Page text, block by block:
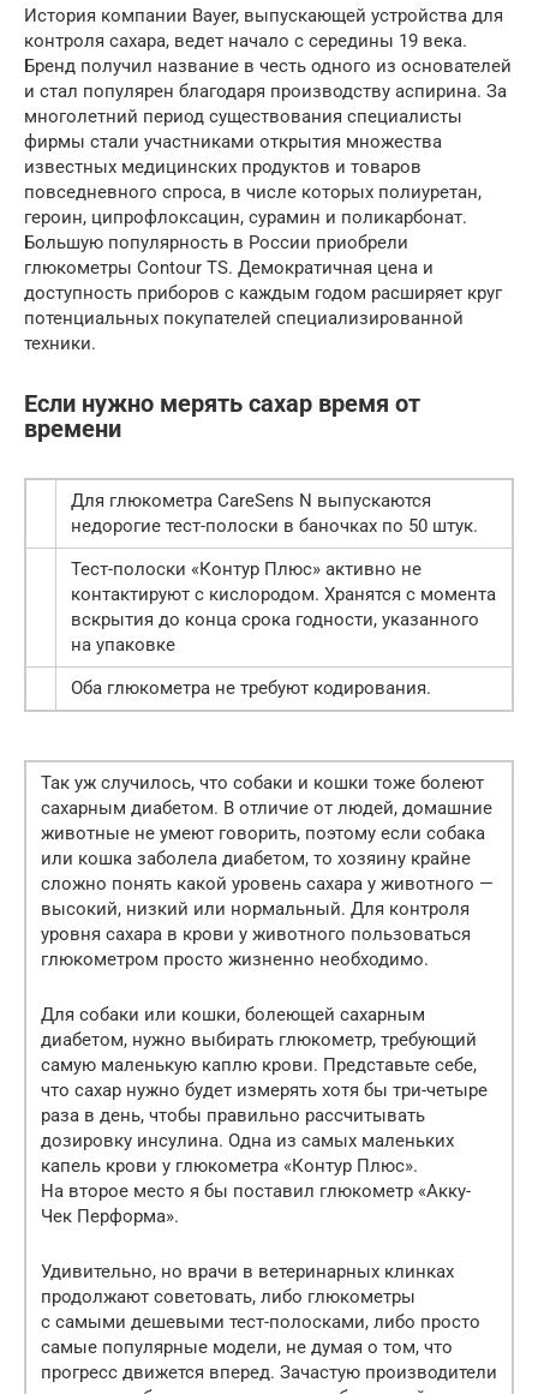
История компании Bayer, выпускающей устройства для
контроля сахара, ведет начало с середины 19 века.
Бренд получил название в честь одного из основателей
и стал популярен благодаря производству аспирина. За
многолетний период существования специалисты
фирмы стали участниками открытия множества
известных медицинских продуктов и товаров
повседневного спроса, в числе которых полиуретан,
героин, ципрофлоксацин, сурамин и поликарбонат.
Большую популярность в России приобрели
глюкометры Contour TS. Демократичная цена и
доступность приборов с каждым годом расширяет круг
потенциальных покупателей специализированной
техники.
Если нужно мерять сахар время от
времени
Для глюкометра CareSens N выпускаются
недорогие тест-полоски в баночках по 50 штук.
Тест-полоски «Контур Плюс» активно не
контактируют с кислородом. Хранятся с момента
вскрытия до конца срока годности, указанного
на упаковке
Оба глюкометра не требуют кодирования.
Так уж случилось, что собаки и кошки тоже болеют
сахарным диабетом. В отличие от людей, домашние
животные не умеют говорить, поэтому если собака
или кошка заболела диабетом, то хозяину крайне
сложно понять какой уровень сахара у животного —
высокий, низкий или нормальный. Для контроля
уровня сахара в крови у животного пользоваться
глюкометром просто жизненно необходимо.
Для собаки или кошки, болеющей сахарным
диабетом, нужно выбирать глюкометр, требующий
самую маленькую каплю крови. Представьте себе,
что сахар нужно будет измерять хотя бы три-четыре
раза в день, чтобы правильно рассчитывать
дозировку инсулина. Одна из самых маленьких
капель крови у глюкометра «Контур Плюс».
На второе место я бы поставил глюкометр «Акку-
Чек Перформа».
Удивительно, но врачи в ветеринарных клинках
продолжают советовать, либо глюкометры
с самыми дешевыми тест-полосками, либо просто
самые популярные модели, не думая о том, что
прогресс движется вперед. Зачастую производители